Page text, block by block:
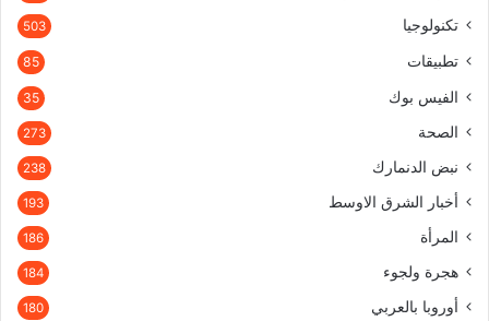
تكنولوجيا 503
تطبيقات 85
الفيس بوك 35
الصحة 273
نبض الدنمارك 238
أخبار الشرق الاوسط 193
المرأة 186
هجرة ولجوء 184
أوروبا بالعربي 180